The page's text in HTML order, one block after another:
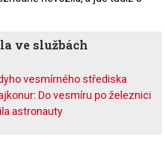
ve službách
vesmírného střediska
Do vesmíru po železnici
astronauty